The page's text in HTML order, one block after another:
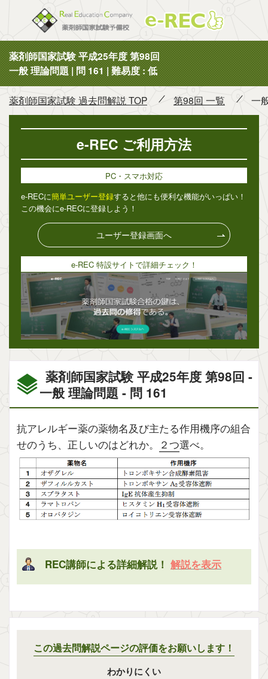
薬剤師国家試験 平成25年度 第98回
一般 理論問題 | 問 161 | 難易度 : 低
薬剤師国家試験 過去問解説 TOP 第98回 一覧 一
薬剤師国家試験 平成25年度 第98回 -
一般 理論問題 - 問 161
抗アレルギー薬の薬物名及び主たる作用機序の組合
せのうち、正しいのはどれか。
２つ選べ。
REC講師による詳細解説！ 解説を表示
この過去問解説ページの評価をお願いします！
わかりにくい
e-REC ご利用方法
PC・スマホ対応
e-RECに簡単ユーザー登録すると他にも便利な機能がいっぱい！
この機会にe-RECに登録しよう！
ユーザー登録画面へ
e-REC 特設サイトで詳細チェック！